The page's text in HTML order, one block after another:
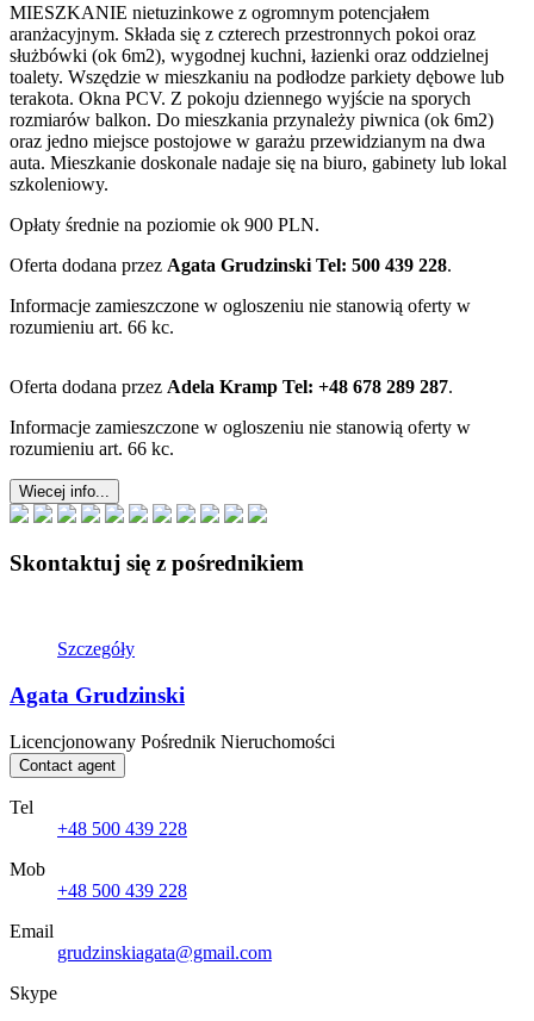
MIESZKANIE nietuzinkowe z ogromnym potencjałem
aranżacyjnym. Składa się z czterech przestronnych pokoi oraz
służbówki (ok 6m2), wygodnej kuchni, łazienki oraz oddzielnej
toalety. Wszędzie w mieszkaniu na podłodze parkiety dębowe lub
terakota. Okna PCV. Z pokoju dziennego wyjście na sporych
rozmiarów balkon. Do mieszkania przynależy piwnica (ok 6m2)
oraz jedno miejsce postojowe w garażu przewidzianym na dwa
auta. Mieszkanie doskonale nadaje się na biuro, gabinety lub lokal
szkoleniowy.
Opłaty średnie na poziomie ok 900 PLN.
Oferta dodana przez Agata Grudzinski Tel: 500 439 228.
Informacje zamieszczone w ogloszeniu nie stanowią oferty w
rozumieniu art. 66 kc.
Oferta dodana przez Adela Kramp Tel: +48 678 289 287.
Informacje zamieszczone w ogloszeniu nie stanowią oferty w
rozumieniu art. 66 kc.
Wiecej info...
Skontaktuj się z pośrednikiem
Szczegóły
Agata Grudzinski
Licencjonowany Pośrednik Nieruchomości
Contact agent
Tel
+48 500 439 228
Mob
+48 500 439 228
Email
grudzinskiagata@gmail.com
Skype